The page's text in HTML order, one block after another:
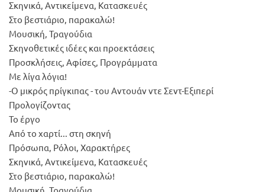
Σκηνικά, Αντικείμενα, Κατασκευές
Στο βεστιάριο, παρακαλώ!
Μουσική, Τραγούδια
Σκηνοθετικές ιδέες και προεκτάσεις
Προσκλήσεις, Αφίσες, Προγράμματα
Με λίγα λόγια!
-Ο μικρός πρίγκιπας - του Αντουάν ντε Σεντ-Εξιπερί
Προλογίζοντας
Το έργο
Από το χαρτί... στη σκηνή
Πρόσωπα, Ρόλοι, Χαρακτήρες
Σκηνικά, Αντικείμενα, Κατασκευές
Στο βεστιάριο, παρακαλώ!